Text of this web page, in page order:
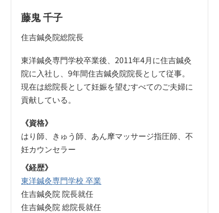
藤鬼 千子
住吉鍼灸院総院長
東洋鍼灸専門学校卒業後、2011年4月に住吉鍼灸
院に入社し、9年間住吉鍼灸院院長として従事。
現在は総院長として妊娠を望むすべてのご夫婦に
貢献している。
《資格》
はり師、きゅう師、あん摩マッサージ指圧師、不
妊カウンセラー
《経歴》
東洋鍼灸専門学校 卒業
住吉鍼灸院 院長就任
住吉鍼灸院 総院長就任